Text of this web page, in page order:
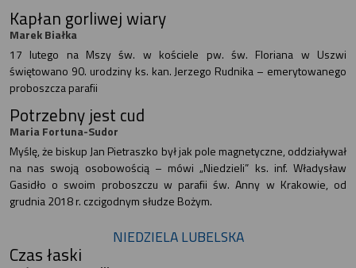
Kapłan gorliwej wiary
Marek Białka
17 lutego na Mszy św. w kościele pw. św. Floriana w Uszwi
świętowano 90. urodziny ks. kan. Jerzego Rudnika – emerytowanego
proboszcza parafii
Potrzebny jest cud
Maria Fortuna-Sudor
Myślę, że biskup Jan Pietraszko był jak pole magnetyczne, oddziaływał
na nas swoją osobowością – mówi „Niedzieli” ks. inf. Władysław
Gasidło o swoim proboszczu w parafii św. Anny w Krakowie, od
grudnia 2018 r. czcigodnym słudze Bożym.
NIEDZIELA LUBELSKA
Czas łaski